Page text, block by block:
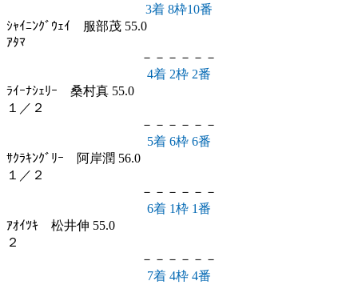
3着 8枠10番
ｼｬｲﾆﾝｸﾞｳｪｲ 服部茂 55.0
ｱﾀﾏ
－－－－－－
4着 2枠 2番
ﾗｲｰﾅｼｪﾘｰ 桑村真 55.0
１／２
－－－－－－
5着 6枠 6番
ｻｸﾗｷﾝｸﾞﾘｰ 阿岸潤 56.0
１／２
－－－－－－
6着 1枠 1番
ｱｵｲﾂｷ 松井伸 55.0
２
－－－－－－
7着 4枠 4番